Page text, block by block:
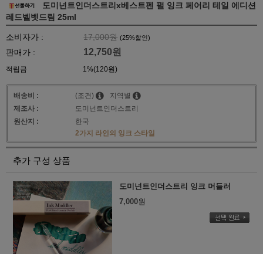
도미넌트인더스트리x베스트펜 펄 잉크 페어리 테일 에디션
레드벨벳드림 25ml
소비자가 : 17,000원 (25%할인)
판매가 : 12,750원
적립금 1%(120원)
배송비 : (조건)
지역별
제조사 :
도미넌트인더스트리
원산지 :
한국
2가지 라인의 잉크 스타일
추가 구성 상품
도미넌트인더스트리 잉크 머들러
7,000원